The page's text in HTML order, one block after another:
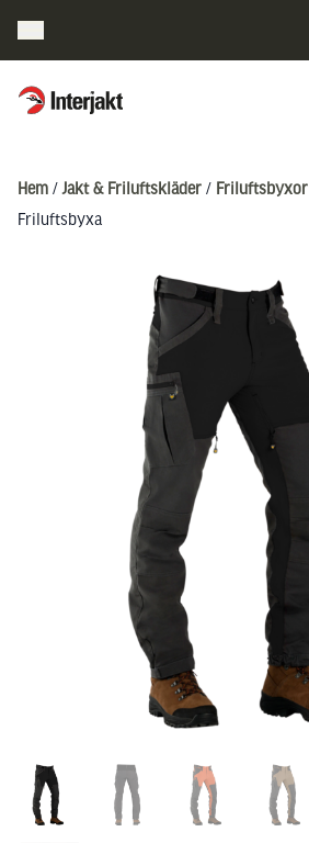
Interjakt SE
Hem /Jakt & Friluftskläder / Friluftsbyxor
Friluftsbyxa